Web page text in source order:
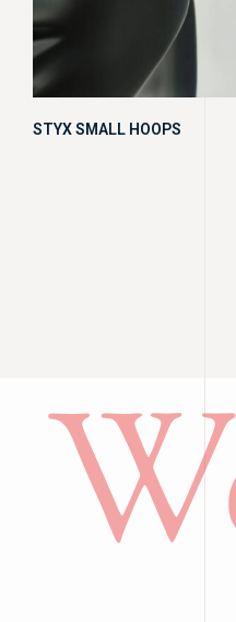
STYX SMALL HOOPS